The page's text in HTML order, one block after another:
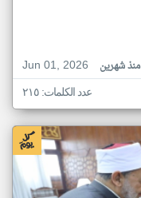
Jun 01, 2026
منذ شهرين
عدد الكلمات: ٢١٥